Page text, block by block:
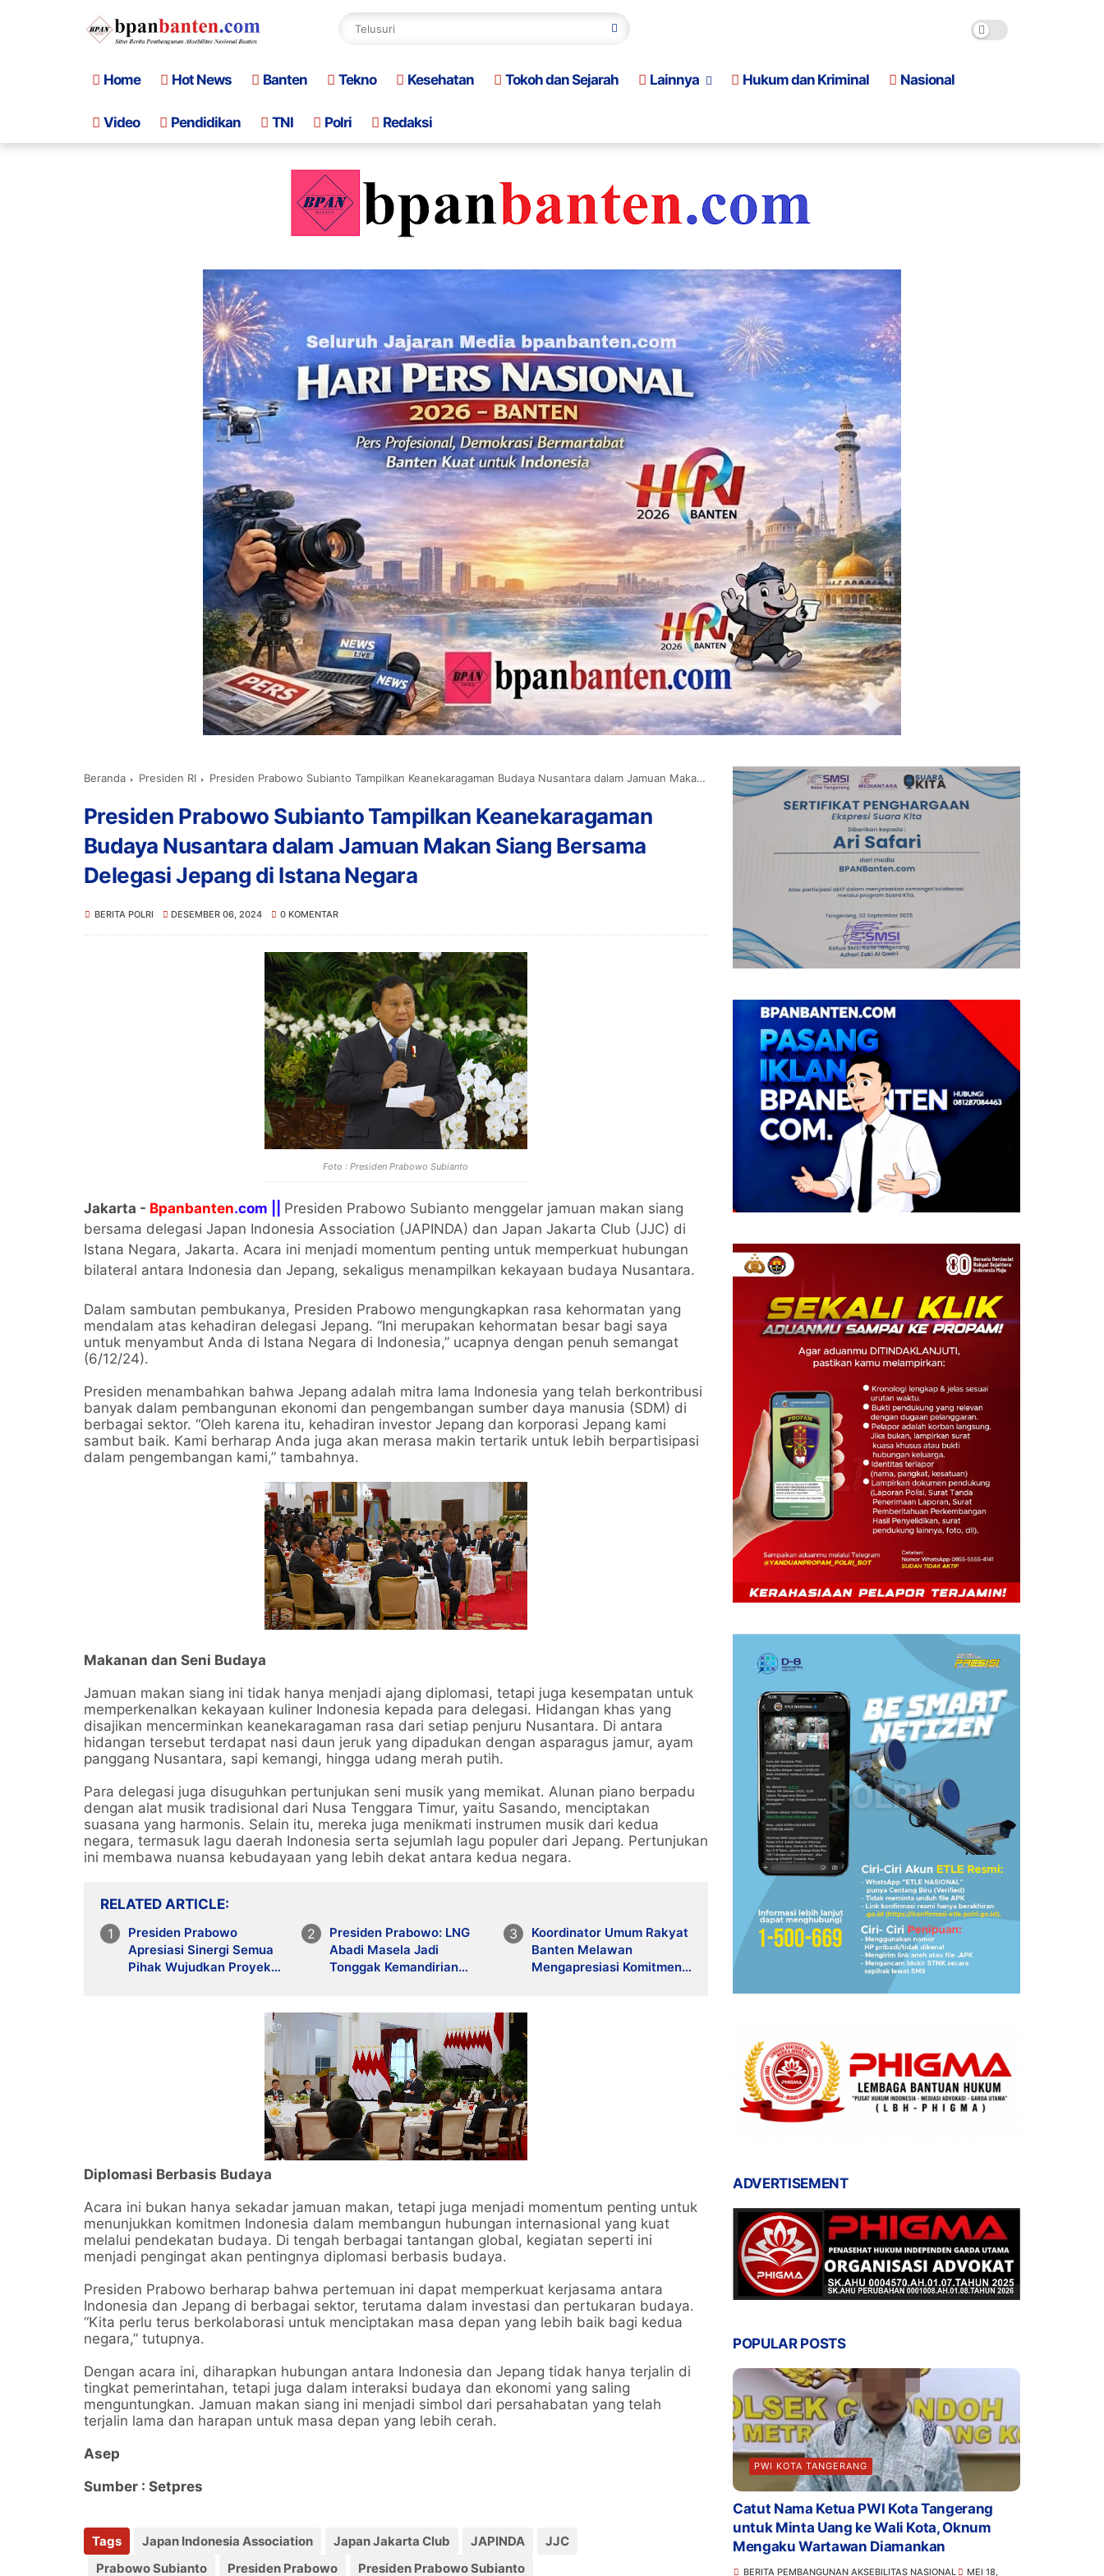
Home Hot News Banten Tekno Kesehatan Tokoh dan Sejarah Lainnya Hukum dan Kriminal Nasional
Video Pendidikan TNI Polri Redaksi
Beranda Presiden RI Presiden Prabowo Subianto Tampilkan Keanekaragaman Budaya Nusantara dalam Jamuan Makan Siang Bersama Delegasi Jepang di Istana Negara
Presiden Prabowo Subianto Tampilkan Keanekaragaman
Budaya Nusantara dalam Jamuan Makan Siang Bersama
Delegasi Jepang di Istana Negara
BERITA POLRI DESEMBER 06, 2024 0 KOMENTAR
Foto : Presiden Prabowo Subianto
Jakarta - Bpanbanten.com || Presiden Prabowo Subianto menggelar jamuan makan siang
bersama delegasi Japan Indonesia Association (JAPINDA) dan Japan Jakarta Club (JJC) di
Istana Negara, Jakarta. Acara ini menjadi momentum penting untuk memperkuat hubungan
bilateral antara Indonesia dan Jepang, sekaligus menampilkan kekayaan budaya Nusantara.
Dalam sambutan pembukanya, Presiden Prabowo mengungkapkan rasa kehormatan yang
mendalam atas kehadiran delegasi Jepang. “Ini merupakan kehormatan besar bagi saya
untuk menyambut Anda di Istana Negara di Indonesia,” ucapnya dengan penuh semangat
(6/12/24).
Presiden menambahkan bahwa Jepang adalah mitra lama Indonesia yang telah berkontribusi
banyak dalam pembangunan ekonomi dan pengembangan sumber daya manusia (SDM) di
berbagai sektor. “Oleh karena itu, kehadiran investor Jepang dan korporasi Jepang kami
sambut baik. Kami berharap Anda juga akan merasa makin tertarik untuk lebih berpartisipasi
dalam pengembangan kami,” tambahnya.
Makanan dan Seni Budaya
Jamuan makan siang ini tidak hanya menjadi ajang diplomasi, tetapi juga kesempatan untuk
memperkenalkan kekayaan kuliner Indonesia kepada para delegasi. Hidangan khas yang
disajikan mencerminkan keanekaragaman rasa dari setiap penjuru Nusantara. Di antara
hidangan tersebut terdapat nasi daun jeruk yang dipadukan dengan asparagus jamur, ayam
panggang Nusantara, sapi kemangi, hingga udang merah putih.
Para delegasi juga disuguhkan pertunjukan seni musik yang memikat. Alunan piano berpadu
dengan alat musik tradisional dari Nusa Tenggara Timur, yaitu Sasando, menciptakan
suasana yang harmonis. Selain itu, mereka juga menikmati instrumen musik dari kedua
negara, termasuk lagu daerah Indonesia serta sejumlah lagu populer dari Jepang. Pertunjukan
ini membawa nuansa kebudayaan yang lebih dekat antara kedua negara.
RELATED ARTICLE
Presiden Prabowo
Apresiasi Sinergi Semua
Pihak Wujudkan Proyek
Presiden Prabowo: LNG
Abadi Masela Jadi
Tonggak Kemandirian
Koordinator Umum Rakyat
Banten Melawan
Mengapresiasi Komitmen
Diplomasi Berbasis Budaya
Acara ini bukan hanya sekadar jamuan makan, tetapi juga menjadi momentum penting untuk
menunjukkan komitmen Indonesia dalam membangun hubungan internasional yang kuat
melalui pendekatan budaya. Di tengah berbagai tantangan global, kegiatan seperti ini
menjadi pengingat akan pentingnya diplomasi berbasis budaya.
Presiden Prabowo berharap bahwa pertemuan ini dapat memperkuat kerjasama antara
Indonesia dan Jepang di berbagai sektor, terutama dalam investasi dan pertukaran budaya.
“Kita perlu terus berkolaborasi untuk menciptakan masa depan yang lebih baik bagi kedua
negara,” tutupnya.
Dengan acara ini, diharapkan hubungan antara Indonesia dan Jepang tidak hanya terjalin di
tingkat pemerintahan, tetapi juga dalam interaksi budaya dan ekonomi yang saling
menguntungkan. Jamuan makan siang ini menjadi simbol dari persahabatan yang telah
terjalin lama dan harapan untuk masa depan yang lebih cerah.
Asep
Sumber : Setpres
Tags Japan Indonesia Association Japan Jakarta Club JAPINDA
JJC
Prabowo Subianto
Presiden Prabowo
Presiden Prabowo Subianto
ADVERTISEMENT
POPULAR POSTS
PWI KOTA TANGERANG
Catut Nama Ketua PWI Kota Tangerang
untuk Minta Uang ke Wali Kota, Oknum
Mengaku Wartawan Diamankan
BERITA PEMBANGUNAN AKSEBILITAS NASIONAL
MEI 18,